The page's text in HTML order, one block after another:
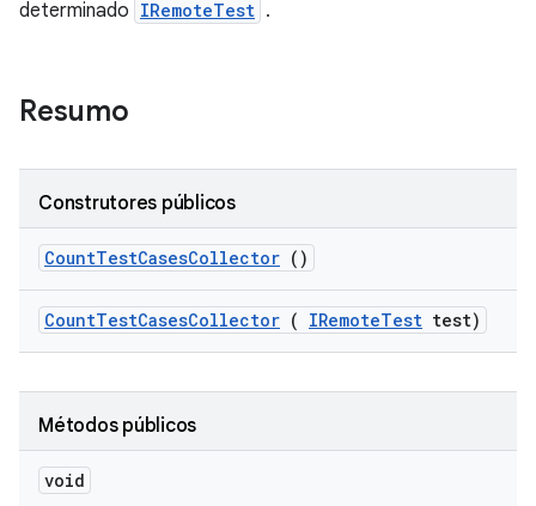
determinado IRemoteTest .
Resumo
Construtores públicos
CountTestCasesCollector ()
CountTestCasesCollector ( IRemoteTest test)
Métodos públicos
void